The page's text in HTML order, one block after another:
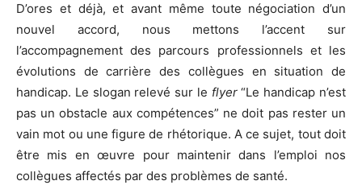
D’ores et déjà, et avant même toute négociation d’un
nouvel accord, nous mettons l’accent sur
l’accompagnement des parcours professionnels et les
évolutions de carrière des collègues en situation de
handicap. Le slogan relevé sur le flyer“Le handicap n’est
pas un obstacle aux compétences” ne doit pas rester un
vain mot ou une figure de rhétorique. A ce sujet, tout doit
être mis en œuvre pour maintenir dans l’emploi nos
collègues affectés par des problèmes de santé.